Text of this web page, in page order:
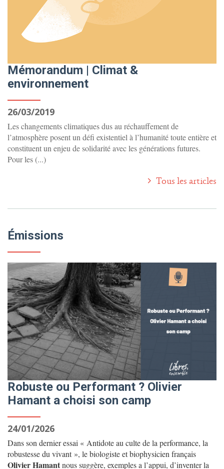
Mémorandum | Climat &
environnement
26/03/2019
Les changements climatiques dus au réchauffement de
l’atmosphère posent un défi existentiel à l’humanité toute entière et
constituent un enjeu de solidarité avec les générations futures.
Pour les (...)
Tous les articles
Émissions
Robuste ou Performant ? Olivier
Hamant a choisi son camp
24/01/2026
Dans son dernier essai « Antidote au culte de la performance, la
robustesse du vivant », le biologiste et biophysicien français
Olivier Hamantnous suggère, exemples a l’appui, d’inventer la